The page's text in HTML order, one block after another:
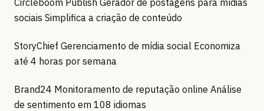
sociais Simplifica a criação de conteúdo
StoryChief Gerenciamento de mídia social Economiza
até 4 horas por semana
Brand24 Monitoramento de reputação online Análise
de sentimento em 108 idiomas